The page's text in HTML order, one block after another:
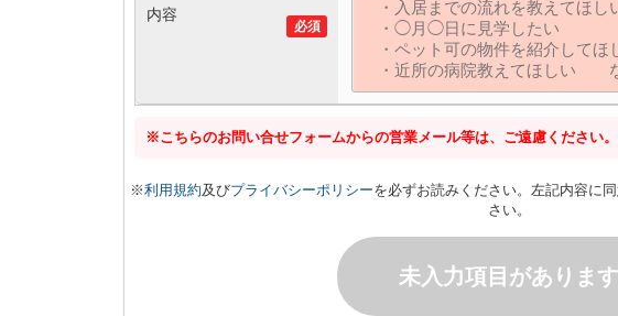
必須
内容
※こちらのお問い合せフォームからの営業メール等は、ご遠慮ください。
※利用規約及びプライバシーポリシーを必ずお読みください。左記内容に
さい。
未入力項目があります